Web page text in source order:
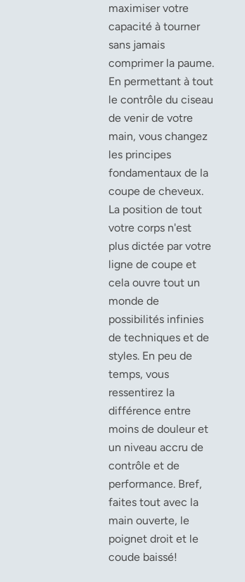
maximiser votre
capacité à tourner
sans jamais
comprimer la paume.
En permettant à tout
le contrôle du ciseau
de venir de votre
main, vous changez
les principes
fondamentaux de la
coupe de cheveux.
La position de tout
votre corps n'est
plus dictée par votre
ligne de coupe et
cela ouvre tout un
monde de
possibilités infinies
de techniques et de
styles. En peu de
temps, vous
ressentirez la
différence entre
moins de douleur et
un niveau accru de
contrôle et de
performance. Bref,
faites tout avec la
main ouverte, le
poignet droit et le
coude baissé!